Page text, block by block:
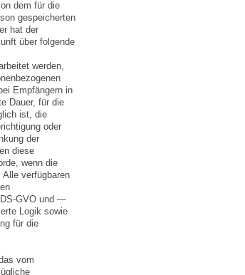
dem für die
gespeicherten
hat der
über folgende
werden,
Empfängern in
Dauer, für die
ist, die
oder
der
diese
, wenn die
Alle verfügbaren
DS-GVO und —
Logik sowie
für die
vom